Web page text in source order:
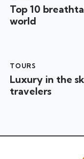
Top 10
world
TOURS
Luxury in the
travelers